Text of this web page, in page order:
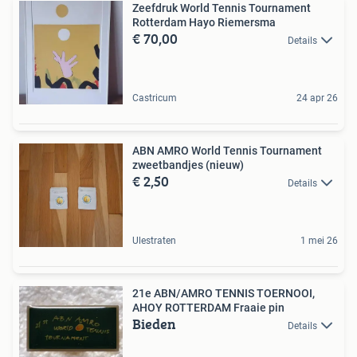
Zeefdruk World Tennis Tournament
Rotterdam Hayo Riemersma
€ 70,00 Details
Castricum 24 apr 26
ABN AMRO World Tennis Tournament
zweetbandjes (nieuw)
€ 2,50 Details
Ulestraten 1 mei 26
21e ABN/AMRO TENNIS TOERNOOI,
AHOY ROTTERDAM Fraaie pin
Bieden Details